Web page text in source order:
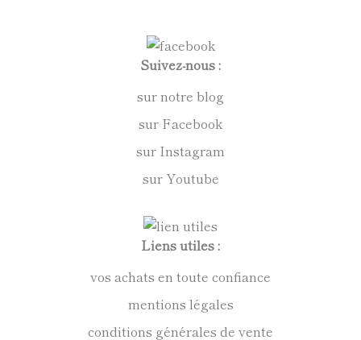
Suivez-nous :
sur notre blog
sur Facebook
sur Instagram
sur Youtube
Liens utiles :
vos achats en toute confiance
mentions légales
conditions générales de vente